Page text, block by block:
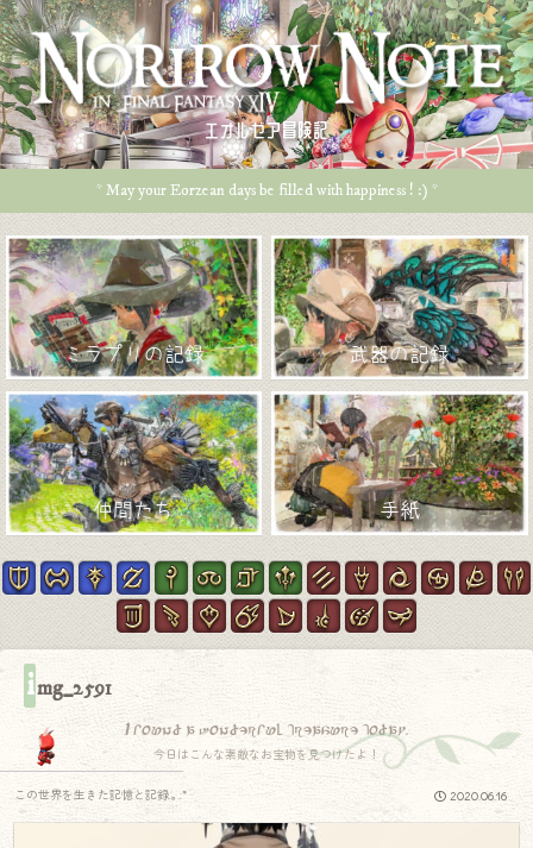
エオルゼア冒険記
* May your Eorzean days be filled with happiness ! :) *
ミラプリの記録 武器の記録
仲間たち 手紙
img_2591
I found a wonderful treasure today.
今日はこんな素敵なお宝物を見つけたよ！
2020.06.16
この世界を生きた記憶と記録.｡.:*